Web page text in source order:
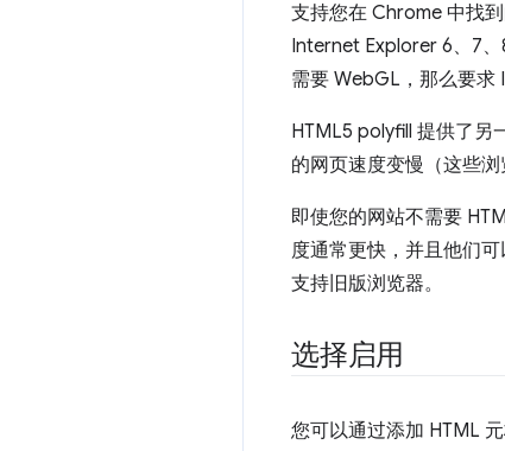
支持您在 Chrome 中找
Internet Explorer 6、7
需要 WebGL，那么要求
HTML5 polyfill 提供了另
的网页速度变慢（这些
即使您的网站不需要
度通常更快，并且他们
支持旧版浏览器。
选择启用
您可以通过添加 HTML